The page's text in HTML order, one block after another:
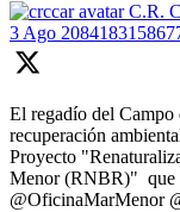
C.R.
3 Ago
El regadío del Campo
recuperación
Proyecto
Menor (RNBR)" que
@OficinaMarMenor